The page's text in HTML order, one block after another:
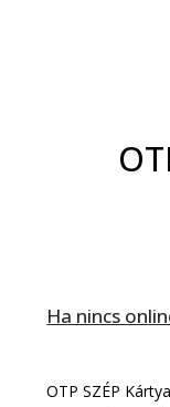
Ha nincs
OTP SZÉP